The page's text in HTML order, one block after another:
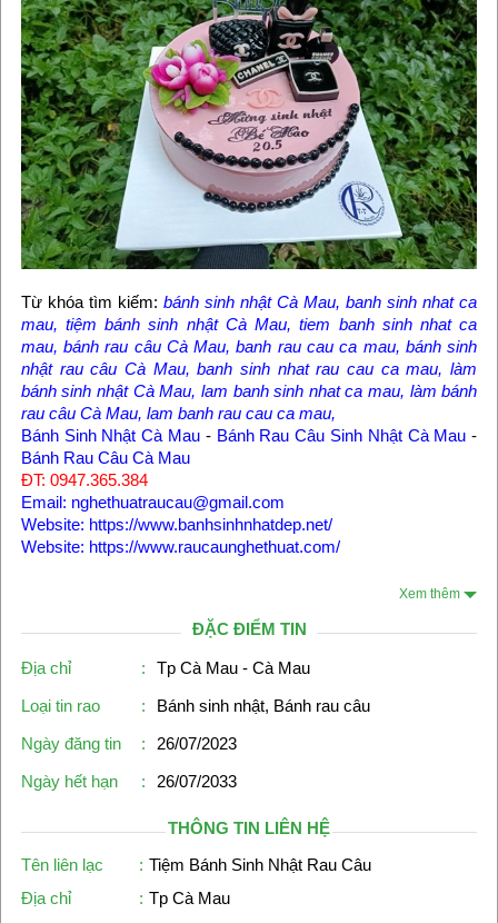
Từ khóa tìm kiếm: bánh sinh nhật Cà Mau, banh sinh nhat ca
mau, tiệm bánh sinh nhật Cà Mau, tiem banh sinh nhat ca
mau, bánh rau câu Cà Mau, banh rau cau ca mau, bánh sinh
nhật rau câu Cà Mau, banh sinh nhat rau cau ca mau, làm
bánh sinh nhật Cà Mau, lam banh sinh nhat ca mau, làm bánh
rau câu Cà Mau, lam banh rau cau ca mau,
Bánh Sinh Nhật Cà Mau - Bánh Rau Câu Sinh Nhật Cà Mau -
Bánh Rau Câu Cà Mau
ĐT: 0947.365.384
Email: nghethuatraucau@gmail.com
Website: https://www.banhsinhnhatdep.net/
Website: https://www.raucaunghethuat.com/
Xem thêm
ĐẶC ĐIỂM TIN
Địa chỉ :
Tp Cà Mau - Cà Mau
Loại tin rao
:
Bánh sinh nhật, Bánh rau câu
Ngày đăng tin
:
26/07/2023
Ngày hết hạn
: 26/07/2033
THÔNG TIN LIÊN HỆ
Tên liên lạc
: Tiệm Bánh Sinh Nhật Rau Câu
Địa chỉ
: Tp Cà Mau